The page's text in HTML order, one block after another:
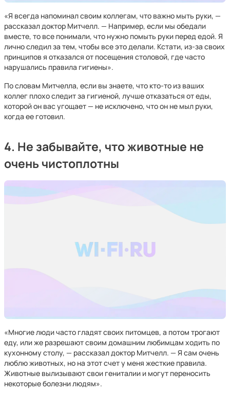
«Я всегда напоминал своим коллегам, что важно мыть руки, —
рассказал доктор Митчелл. — Например, если мы обедали
вместе, то все понимали, что нужно помыть руки перед едой. Я
лично следил за тем, чтобы все это делали. Кстати, из-за своих
принципов я отказался от посещения столовой, где часто
нарушались правила гигиены».
По словам Митчелла, если вы знаете, что кто-то из ваших
коллег плохо следит за гигиеной, лучше отказаться от еды,
которой он вас угощает — не исключено, что он не мыл руки,
когда ее готовил.
4. Не забывайте, что животные не
очень чистоплотны
«Многие люди часто гладят своих питомцев, а потом трогают
еду, или же разрешают своим домашним любимцам ходить по
кухонному столу, — рассказал доктор Митчелл. — Я сам очень
люблю животных, но на этот счет у меня жесткие правила.
Животные вылизывают свои гениталии и могут переносить
некоторые болезни людям».